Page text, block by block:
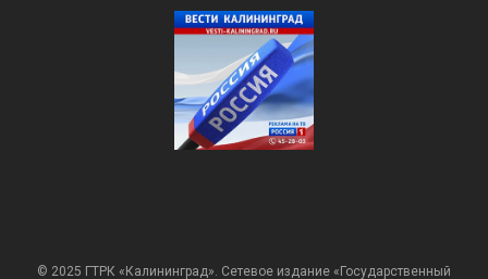
© 2025 ГТРК «Калининград». Сетевое издание «Государственный